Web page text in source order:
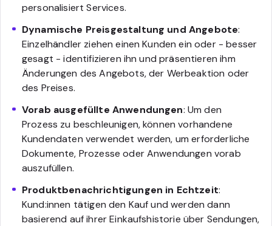
personalisiert Services.
Dynamische Preisgestaltung und Angebote:
Einzelhändler ziehen einen Kunden ein oder - besser
gesagt - identifizieren ihn und präsentieren ihm
Änderungen des Angebots, der Werbeaktion oder
des Preises.
Vorab ausgefüllte Anwendungen: Um den
Prozess zu beschleunigen, können vorhandene
Kundendaten verwendet werden, um erforderliche
Dokumente, Prozesse oder Anwendungen vorab
auszufüllen.
Produktbenachrichtigungen in Echtzeit:
Kund:innen tätigen den Kauf und werden dann
basierend auf ihrer Einkaufshistorie über Sendungen,